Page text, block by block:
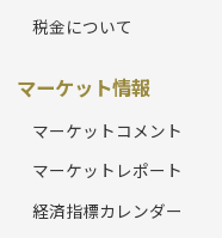
税金について
マーケット情報
マーケットコメント
マーケットレポート
経済指標カレンダー